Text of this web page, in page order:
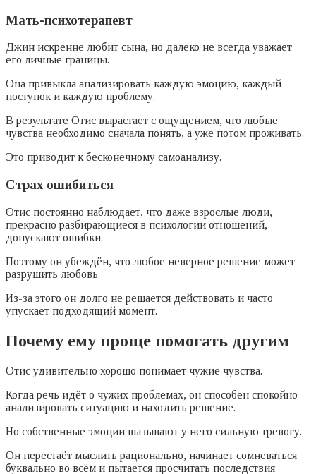
Мать-психотерапевт
Джин искренне любит сына, но далеко не всегда уважает
его личные границы.
Она привыкла анализировать каждую эмоцию, каждый
поступок и каждую проблему.
В результате Отис вырастает с ощущением, что любые
чувства необходимо сначала понять, а уже потом проживать.
Это приводит к бесконечному самоанализу.
Страх ошибиться
Отис постоянно наблюдает, что даже взрослые люди,
прекрасно разбирающиеся в психологии отношений,
допускают ошибки.
Поэтому он убеждён, что любое неверное решение может
разрушить любовь.
Из-за этого он долго не решается действовать и часто
упускает подходящий момент.
Почему ему проще помогать другим
Отис удивительно хорошо понимает чужие чувства.
Когда речь идёт о чужих проблемах, он способен спокойно
анализировать ситуацию и находить решение.
Но собственные эмоции вызывают у него сильную тревогу.
Он перестаёт мыслить рационально, начинает сомневаться
буквально во всём и пытается просчитать последствия